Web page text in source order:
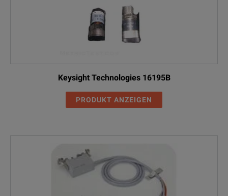
Keysight Technologies 16195B
PRODUKT ANZEIGEN